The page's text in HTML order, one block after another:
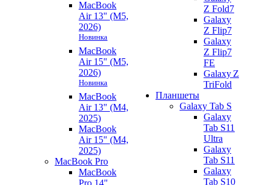
MacBook
Air 13" (M5,
2026)
Новинка
MacBook
Air 15" (M5,
2026)
Новинка
MacBook
Air 13" (M4,
2025)
MacBook
Air 15" (M4,
2025)
MacBook Pro
MacBook
Z Fold7
Galaxy
Z Flip7
Galaxy
Z Flip7
FE
Galaxy Z
TriFold
Планшеты
Galaxy Tab S
Galaxy
Tab S11
Ultra
Galaxy
Tab S11
Galaxy
Tab S10